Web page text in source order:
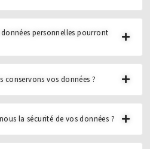
personnelles pourront
conservons vos données ?
la sécurité de vos données ?